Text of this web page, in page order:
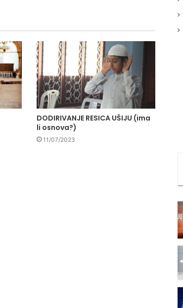
DODIRIVANJE RESICA UŠIJU (ima
li osnova?)
11/07/2023